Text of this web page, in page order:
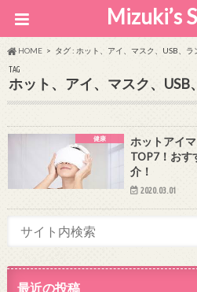
Mizuki’s
HOME タグ : ホット、アイ、マスク、USB、ラ
TAG
ホット、アイ、マスク、USB
健康
ホットアイ
TOP7！おす
介！
2020.03.01
最近の投稿